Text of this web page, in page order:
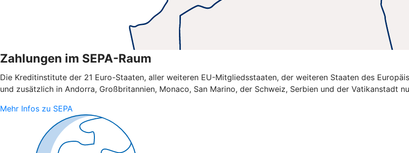
Zahlungen im SEPA-Raum
Die Kreditinstitute der 21 Euro-Staaten, aller weiteren EU-Mitgliedsstaaten, der weiteren Staaten des
und zusätzlich in Andorra, Großbritannien, Monaco, San Marino, der Schweiz, Serbien und der Vatikanstadt
Mehr Infos zu SEPA